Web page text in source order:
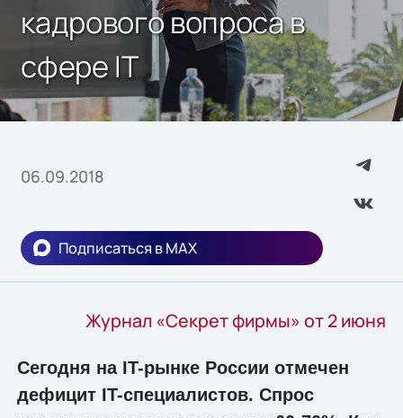
кадрового вопроса в
сфере IT
06.09.2018
Подписаться в MAX
Журнал «Секрет фирмы» от 2 июня
Сегодня на IT-рынке России отмечен
дефицит IT-специалистов. Спрос